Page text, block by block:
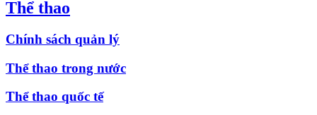
Thể thao
Chính sách quản lý
Thể thao trong nước
Thể thao quốc tế